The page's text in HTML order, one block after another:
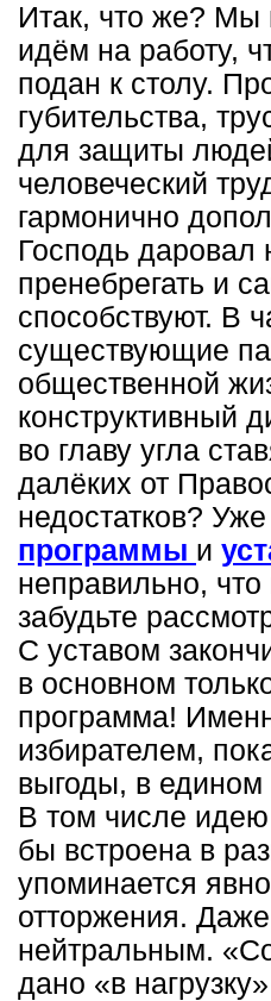
Итак, что же? Мы
идём на работу,
подан к столу.
губительства,
для защиты
человеческий
гармонично
Господь
пренебрегать и
способствуют. В
существующие
общественной
конструктивный
во главу угла
далёких от
недостатков?
программы и
неправильно,
забудьте
С уставом
в основном
программа!
избирателем,
выгоды, в едином
В том числе
бы встроена в
упоминается
отторжения.
нейтральным.
дано «в